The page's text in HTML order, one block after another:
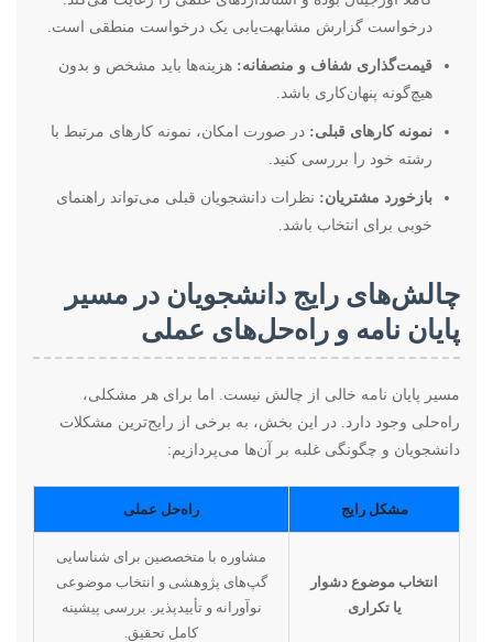
درخواست گزارش مشابهت‌یابی یک درخواست منطقی است.
قیمت‌گذاری شفاف و منصفانه: هزینه‌ها باید مشخص و بدون
هیچ‌گونه پنهان‌کاری باشد.
نمونه کارهای قبلی: در صورت امکان، نمونه کارهای مرتبط با
رشته خود را بررسی کنید.
بازخورد مشتریان: نظرات دانشجویان قبلی می‌تواند راهنمای
خوبی برای انتخاب باشد.
چالش‌های رایج دانشجویان در مسیر
پایان نامه و راه‌حل‌های عملی
مسیر پایان نامه خالی از چالش نیست. اما برای هر مشکلی،
راه‌حلی وجود دارد. در این بخش، به برخی از رایج‌ترین مشکلات
دانشجویان و چگونگی غلبه بر آن‌ها می‌پردازیم:
مشکل رایج راه‌حل عملی
انتخاب موضوع دشوار
یا تکراری
مشاوره با متخصصین برای شناسایی
گپ‌های پژوهشی و انتخاب موضوعی
نوآورانه و تأییدپذیر. بررسی پیشینه
کامل تحقیق.